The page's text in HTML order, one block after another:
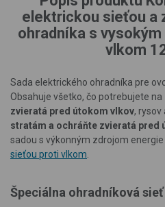
elektrickou sieťou a
ohradníka s
vlkom
Sada elektrického ohradníka pre
Obsahuje všetko, čo potrebujete na
zvieratá pred útokom vlkov, rysov
stratám a ochráňte zvieratá pred
sadou s výkonným zdrojom energie
sieťou proti vlkom
Špeciálna ohradníková